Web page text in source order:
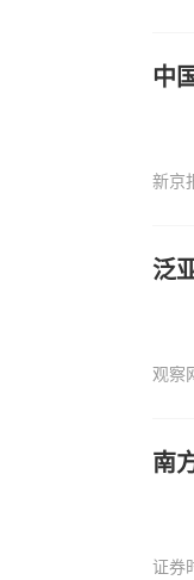
中
新京
泛
观察
南
证券